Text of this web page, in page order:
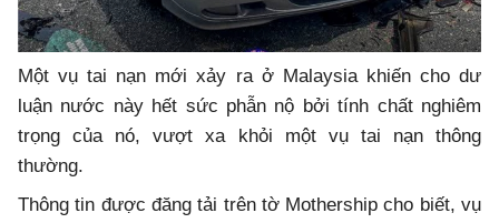
Một vụ tai nạn mới xảy ra ở Malaysia khiến cho dư
luận nước này hết sức phẫn nộ bởi tính chất nghiêm
trọng của nó, vượt xa khỏi một vụ tai nạn thông
thường.
Thông tin được đăng tải trên tờ Mothership cho biết, vụ